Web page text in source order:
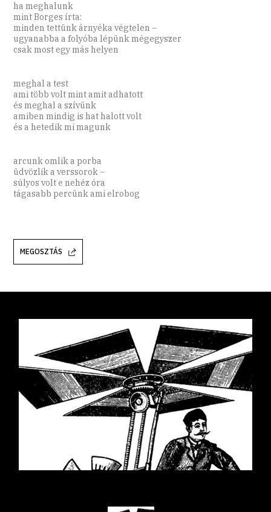
ha meghalunk
mint Borges írta:
minden tettünk árnyéka végtelen –
ugyanabba a folyóba lépünk mégegyszer
csak most egy más helyen
meghal a test
ami több volt mint amit adhatott
és meghal a szívünk
amiben mindig is hat halott volt
és a hetedik mi magunk
arcunk omlik a porba
üdvözlik a verssorok –
súlyos volt e nehéz óra
tágasabb percünk ami elrobog
MEGOSZTÁS